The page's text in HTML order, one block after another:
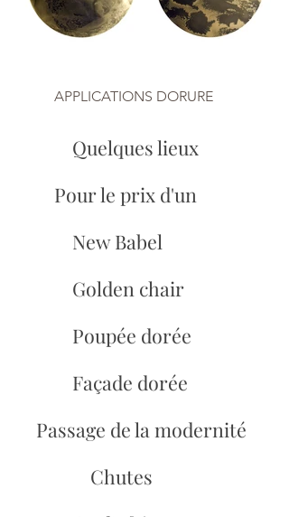
APPLICATIONS DORURE
Quelques lieux
Pour le prix d'un
New Babel
Golden chair
Poupée dorée
Façade dorée
Passage de la modernité
Chutes